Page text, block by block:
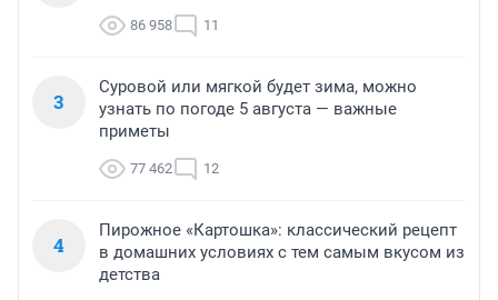
86 958 11
3
Суровой или мягкой будет зима, можно
узнать по погоде 5 августа — важные
приметы
77 462 12
4
Пирожное «Картошка»: классический рецепт
в домашних условиях с тем самым вкусом из
детства